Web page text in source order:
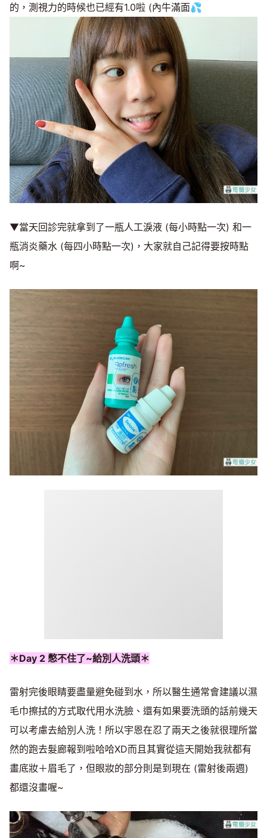
的，測視力的時候也已經有1.0啦 (內牛滿面💦
▼當天回診完就拿到了一瓶人工淚液 (每小時點一次) 和一
瓶消炎藥水 (每四小時點一次)，大家就自己記得要按時點
啊~
＊Day 2 憋不住了~給別人洗頭＊
雷射完後眼睛要盡量避免碰到水，所以醫生通常會建議以濕
毛巾擦拭的方式取代用水洗臉、還有如果要洗頭的話前幾天
可以考慮去給別人洗！所以宇恩在忍了兩天之後就很理所當
然的跑去髮廊報到啦哈哈XD而且其實從這天開始我就都有
畫底妝＋眉毛了，但眼妝的部分則是到現在 (雷射後兩週)
都還沒畫喔~